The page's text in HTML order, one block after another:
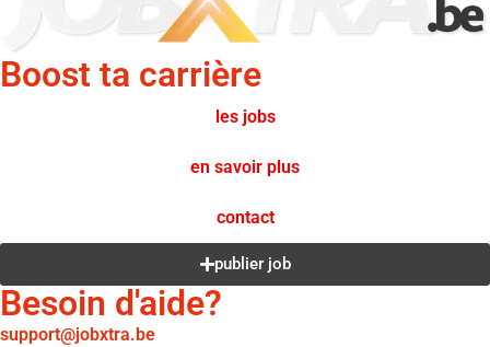
Boost ta carrière
les jobs
en savoir plus
contact
publier job
Besoin d'aide?
support@jobxtra.be